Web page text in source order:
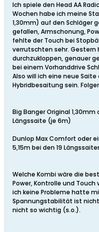
Ich spiele den Head AA
Wochen habe ich meine
1,30mm) auf den Schläger
gefallen, Armschonung,
fehlte der Touch bei
verrutschten sehr.
durchzukloppen, genauer
bei einem Vorhanddrive
Also will ich eine neue
Hybridbesaitung sein.
Big Banger Original 1,30mm
Längssaite (je 6m)
Dunlop Max Comfort oder
5,15m bei den 19
Welche Kombi wäre die
Power, Kontrolle und
ich keine Probleme hatte
Spannungstabilität ist
nicht so wichtig (s.o.).